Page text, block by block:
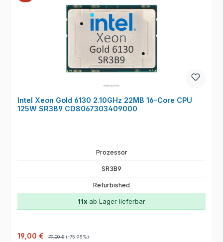
Intel Xeon Gold 6130 2.10GHz 22MB 16-Core CPU
125W SR3B9 CD8067303409000
Prozessor
SR3B9
Refurbished
11x ab Lager lieferbar
Verkaufspreis:
19,00 € 79,00 € (-75.95%)